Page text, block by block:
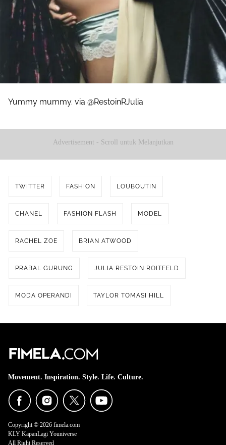
Yummy mummy. via @RestoinRJulia
Advertisement - Scroll untuk Melanjutkan
TWITTER FASHION LOUBOUTIN
CHANEL FASHION FLASH MODEL
RACHEL ZOE BRIAN ATWOOD
PRABAL GURUNG JULIA RESTOIN ROITFELD
MODA OPERANDI TAYLOR TOMASI HILL
Movement. Inspiration. Style. Life. Culture.
Copyright © 2026 fimela.com
KLY KapanLagi Youniverse
All Right Reserved